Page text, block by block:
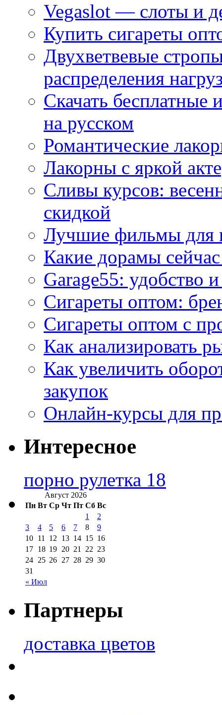
Vegaslot — слоты и
Купить сигареты
Двухветвевые
распределения
Скачать
на русском
Романтические
Лакорны с яркой
Сливы курсов:
скидкой
Лучшие фильмы для
Какие дорамы
Garage55: удобство
Сигареты оптом:
Сигареты оптом с
Как анализировать
Как увеличить
закупок
Онлайн-курсы для
Интересное
порно рулетка 18
Август 2026
Пн Вт Ср Чт Пт Сб Вс
« Июл
1
2
3
4 5 6 7 8
9
10 11 12 13 14 15 16
17 18 19 20 21 22 23
24 25 26 27 28 29 30
31
Партнеры
доставка цветов